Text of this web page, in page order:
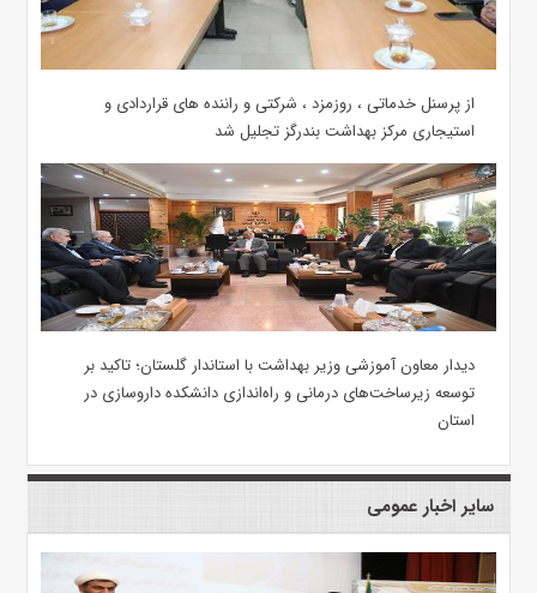
از پرسنل خدماتی ، روزمزد ، شرکتی و راننده های قراردادی و
استیجاری مرکز بهداشت بندرگز تجلیل شد
دیدار معاون آموزشی وزیر بهداشت با استاندار گلستان؛ تاکید بر
توسعه زیرساخت‌های درمانی و راه‌اندازی دانشکده داروسازی در
استان
سایر اخبار عمومی